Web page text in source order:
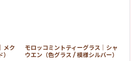
メク
モロッコミントティーグラス｜シャ
ウエン（色グラス / 模様シルバー）